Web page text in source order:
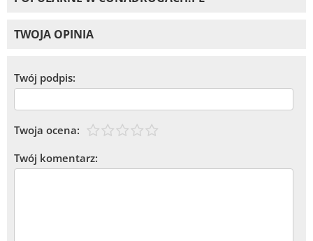
TWOJA OPINIA
Twój podpis:
Twoja ocena:
Twój komentarz: